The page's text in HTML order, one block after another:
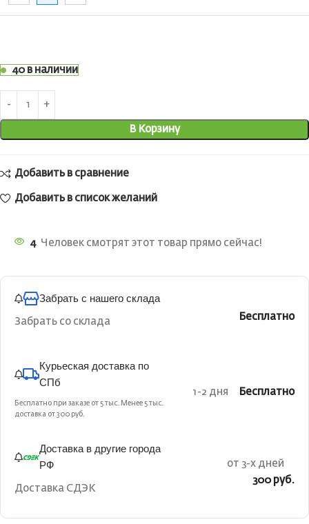
40 в наличии
В Корзину
Добавить в сравнение
Добавить в список желаний
4 Человек смотрят этот товар прямо сейчас!
Забрать с нашего склада
Забрать со склада Бесплатно
Курьеская доставка по
СПб
Бесплатно при заказе от 5 тыс. Менее 5 тыс.
доставка от 300 руб.
1-2 дня Бесплатно
Доставка в другие города
РФ
Доставка СДЭК
от 3-х дней
300 руб.